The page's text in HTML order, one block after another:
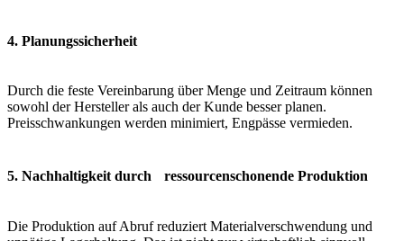
4. Planungssicherheit
Durch die feste Vereinbarung über Menge und Zeitraum können
sowohl der Hersteller als auch der Kunde besser planen.
Preisschwankungen werden minimiert, Engpässe vermieden.
5. Nachhaltigkeit durch ressourcenschonende Produktion
Die Produktion auf Abruf reduziert Materialverschwendung und